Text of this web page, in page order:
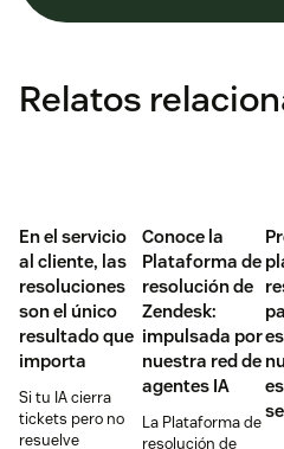
Relatos
En el servicio
al cliente, las
resoluciones
son el único
resultado que
importa
Si tu IA cierra
tickets pero no
resuelve
Conoce la
Plataforma de
resolución de
Zendesk:
impulsada por
nuestra red de
agentes IA
La Plataforma de
resolución de